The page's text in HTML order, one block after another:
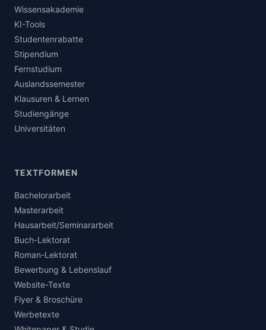
Wissensakademie
KI-Tools
Studentenrabatte
Stipendium
Fernstudium
Auslandssemester
Klausuren & Lernen
Studiengänge
Universitäten
TEXTFORMEN
Bachelorarbeit
Masterarbeit
Hausarbeit/Seminararbeit
Buch-Lektorat
Roman-Lektorat
Bewerbung & Lebenslauf
Website-Texte
Flyer & Broschüre
Werbetexte